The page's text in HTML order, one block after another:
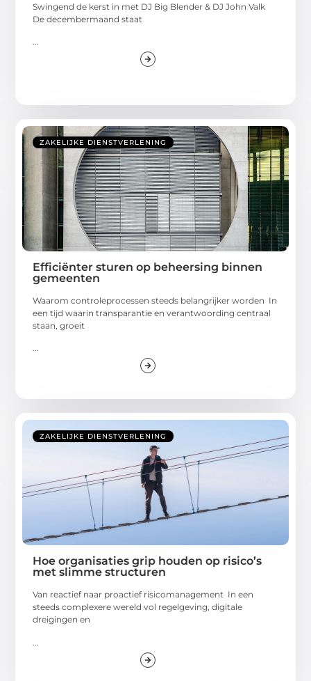
Swingend de kerst in met DJ Big Blender & DJ John Valk
De decembermaand staat
...
ZAKELIJKE DIENSTVERLENING
Efficiënter sturen op beheersing binnen
gemeenten
Waarom controleprocessen steeds belangrijker worden In
een tijd waarin transparantie en verantwoording centraal
staan, groeit
...
ZAKELIJKE DIENSTVERLENING
Hoe organisaties grip houden op risico’s
met slimme structuren
Van reactief naar proactief risicomanagement In een
steeds complexere wereld vol regelgeving, digitale
dreigingen en